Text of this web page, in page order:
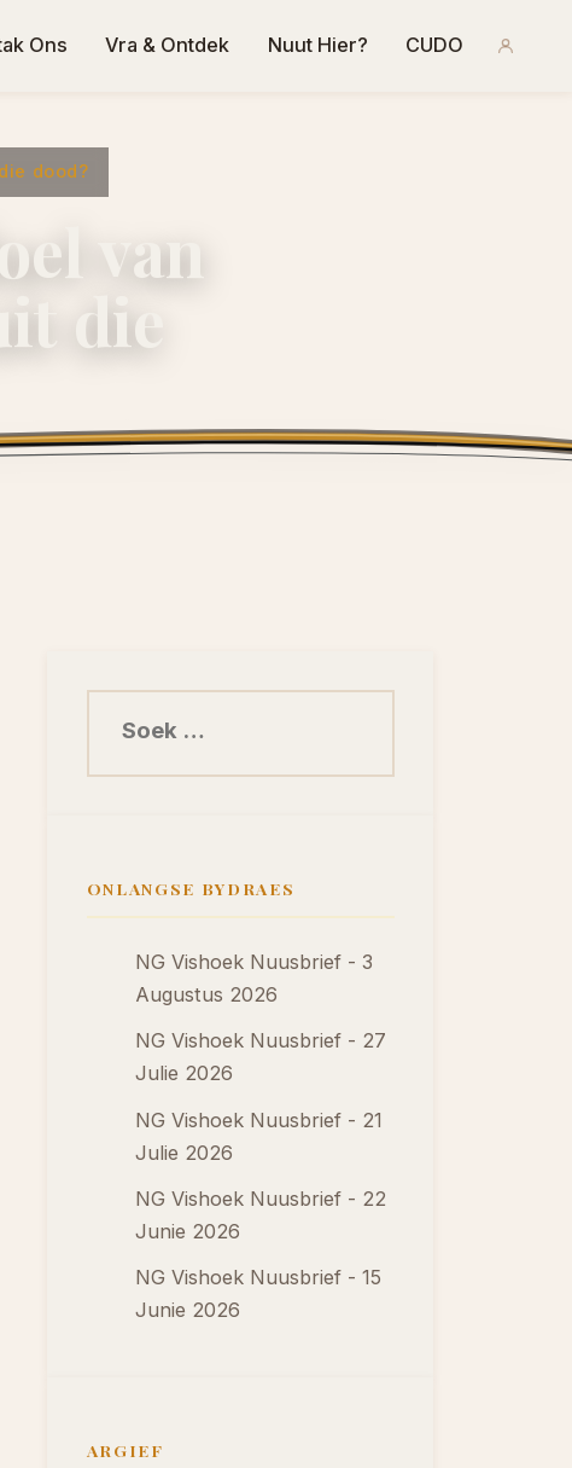
Ons Vra & Ontdek Nuut Hier? CUDO
dood?
van
die
ONLANGSE BYDRAES
NG Vishoek Nuusbrief - 3
Augustus 2026
NG Vishoek Nuusbrief - 27
Julie 2026
NG Vishoek Nuusbrief - 21
Julie 2026
NG Vishoek Nuusbrief - 22
Junie 2026
NG Vishoek Nuusbrief - 15
Junie 2026
ARGIEF